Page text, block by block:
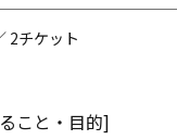
2チケット
こと・目的]